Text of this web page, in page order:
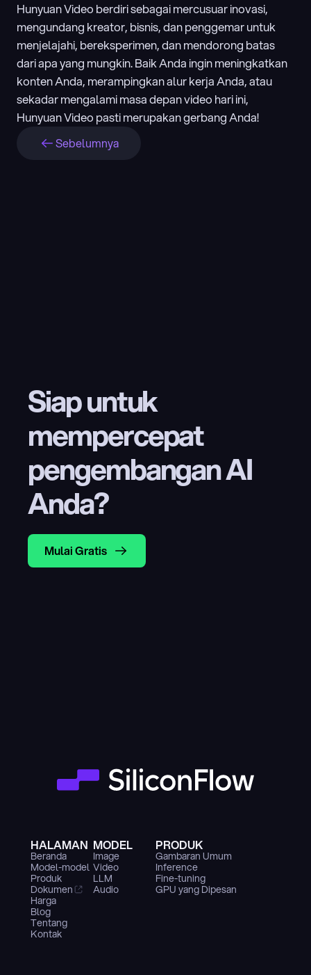
Hunyuan Video berdiri sebagai mercusuar inovasi,
mengundang kreator, bisnis, dan penggemar untuk
menjelajahi, bereksperimen, dan mendorong batas
dari apa yang mungkin. Baik Anda ingin meningkatkan
konten Anda, merampingkan alur kerja Anda, atau
sekadar mengalami masa depan video hari ini,
Hunyuan Video pasti merupakan gerbang Anda!
Sebelumnya
Siap untuk
mempercepat
pengembangan AI
Anda?
Mulai Gratis
HALAMAN
Beranda
Model-model
Produk
Dokumen
Harga
Blog
Tentang
Kontak
MODEL
Image
Video
LLM
Audio
PRODUK
Gambaran Umum
Inference
Fine-tuning
GPU yang Dipesan